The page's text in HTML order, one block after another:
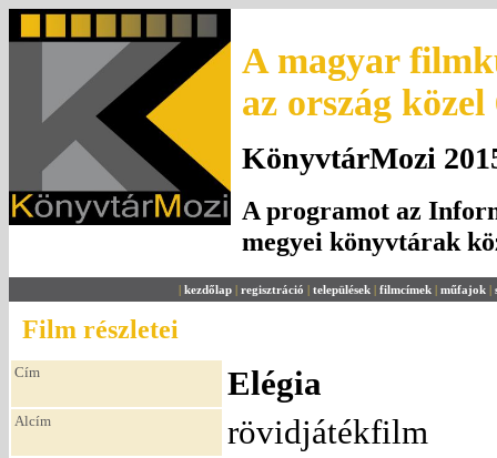
A magyar
az ország
KönyvtárMozi
A programot az
megyei könyvtárak
| kezdőlap | regisztráció | települések | filmcímek | műfajok |
Film részletei
Cím Elégia
Alcím rövidjátékfilm